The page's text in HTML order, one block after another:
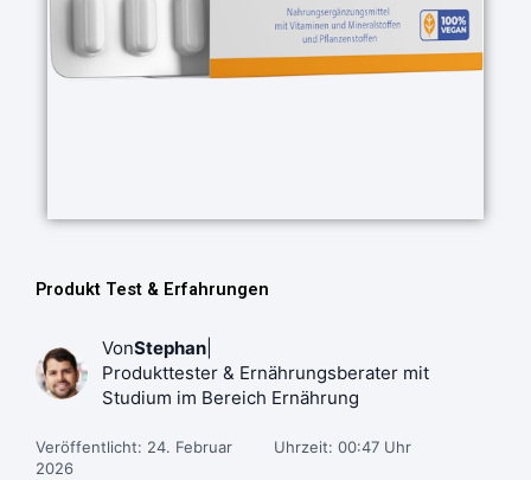
Produkt Test & Erfahrungen
VonStephan
Produkttester & Ernährungsberater mit
Studium im Bereich Ernährung
Veröffentlicht: 24. Februar
2026
Uhrzeit: 00:47 Uhr